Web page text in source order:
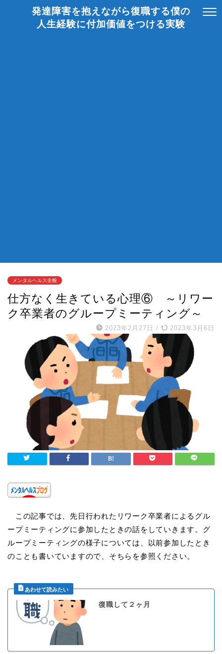
発達障害を抱えながら復職する僕の
人生経験に付加価値をつける実験
メンタルヘルス全般
仕方なく生きている心理⑥ ～リワー
ク卒業者のグループミーティング～
2023年2月27日 / 2023年3月6日
この記事では、先日行われたリワーク卒業者によるグル
ープミーティングに参加したときの話をしていきます。グ
ループミーティングの様子については、以前参加したとき
のことも書いていますので、そちらを参照ください。
復職して２ヶ月